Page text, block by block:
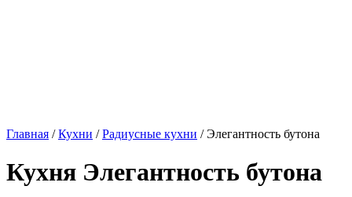
Главная /Кухни /Радиусные кухни / Элегантность бутона
Кухня Элегантность бутона